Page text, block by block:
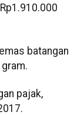
emas batangan
pajak,